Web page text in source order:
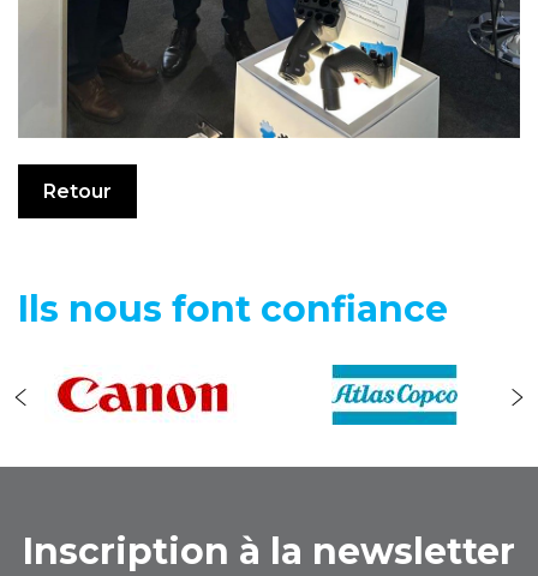
Retour
Ils nous font confiance
Inscription à la newsletter